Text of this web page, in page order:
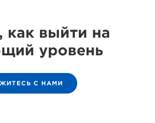
как выйти на
уровень
С НАМИ